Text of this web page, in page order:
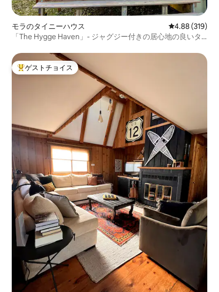
モラのタイニーハウス レビュー319
4.88 (319)
「The Hygge Haven」- ジャグジー付きの居心地の良いタ
大好評のゲストチョイスです。
ゲストチョイス